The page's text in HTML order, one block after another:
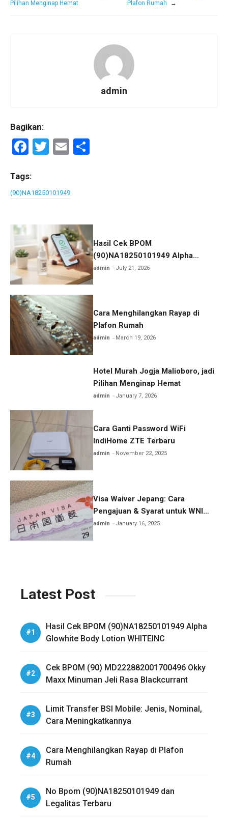
Pilihan Menginap Hemat
Plafon Rumah
→
admin
Bagikan:
F
ce
b
o
k
T
er
E
Tags:
(90)NA18250101949
Hasil Cek BPOM
(90)NA18250101949 Alpha
Glowhite Body Lotion WHITEINC
admin July 21, 2026
Cara Menghilangkan Rayap di
Plafon Rumah
admin March 19, 2026
Hotel Murah Jogja Malioboro, jadi
Pilihan Menginap Hemat
admin January 7, 2026
Cara Ganti Password WiFi
IndiHome ZTE Terbaru
admin November 22, 2025
Visa Waiver Jepang: Cara
Pengajuan & Syarat untuk WNI
Lengkap
admin January 16, 2025
Latest Post
Hasil Cek BPOM (90)NA18250101949 Alpha
Glowhite Body Lotion WHITEINC
Cek BPOM (90) MD222882001700496 Okky
Maxx Minuman Jeli Rasa Blackcurrant
Limit Transfer BSI Mobile: Jenis, Nominal,
Cara Meningkatkannya
Cara Menghilangkan Rayap di Plafon
Rumah
No Bpom (90)NA18250101949 dan
Legalitas Terbaru